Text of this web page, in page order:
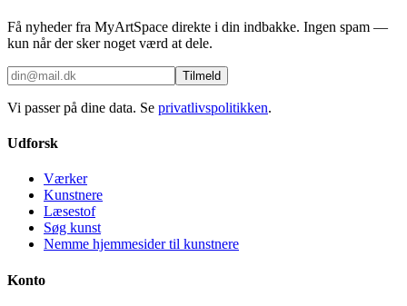
Få nyheder fra MyArtSpace direkte i din indbakke. Ingen spam —
kun når der sker noget værd at dele.
Tilmeld
Vi passer på dine data. Se privatlivspolitikken.
Udforsk
Værker
Kunstnere
Læsestof
Søg kunst
Nemme hjemmesider til kunstnere
Konto